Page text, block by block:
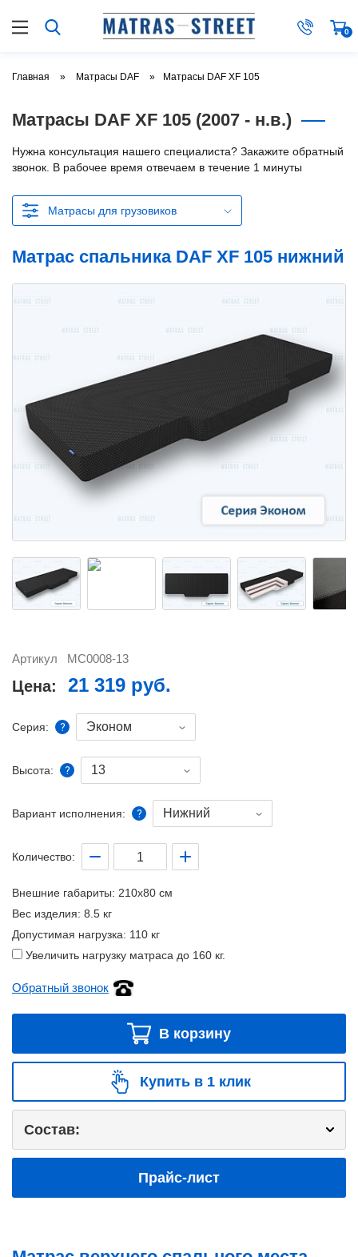
0
Главная Матрасы DAF Матрасы DAF XF 105
Матрасы DAF XF 105 (2007 - н.в.)
Нужна консультация нашего специалиста? Закажите обратный
звонок. В рабочее время отвечаем в течение 1 минуты
Матрасы для грузовиков
Матрас спальника DAF XF 105 нижний
Артикул MC0008-13
Цена: 21 319 руб.
Серия: Эконом
Высота: 13
Вариант исполнения: Нижний
Количество:
Внешние габариты: 210x80 см
Вес изделия: 8.5 кг
Допустимая нагрузка: 110 кг
Увеличить нагрузку матраса до 160 кг.
Обратный звонок
В корзину
Купить в 1 клик
Состав:
Прайс-лист